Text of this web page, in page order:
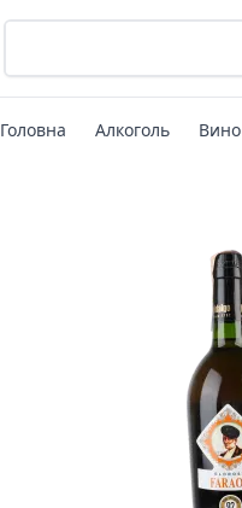
Головна Алкоголь Вино